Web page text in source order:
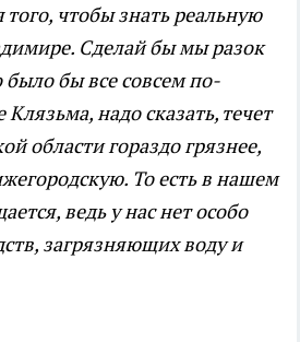
чтобы знать реальную
Сделай бы мы разок
было бы все совсем по-
надо сказать, течет
области гораздо грязнее,
То есть в нашем
ведь у нас нет особо
загрязняющих воду и